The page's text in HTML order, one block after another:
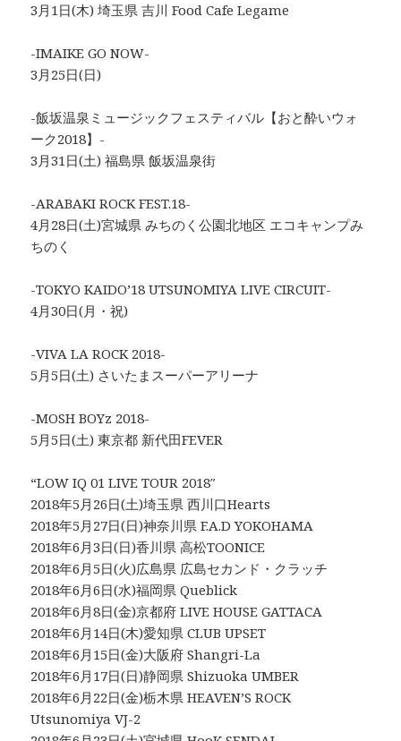
3月1日(木) 埼玉県 吉川 Food Cafe Legame
-IMAIKE GO NOW-
3月25日(日)
-飯坂温泉ミュージックフェスティバル【おと酔いウォ
ーク2018】-
3月31日(土) 福島県 飯坂温泉街
-ARABAKI ROCK FEST.18-
4月28日(土)宮城県 みちのく公園北地区 エコキャンプみ
ちのく
-TOKYO KAIDO’18 UTSUNOMIYA LIVE CIRCUIT-
4月30日(月・祝)
-VIVA LA ROCK 2018-
5月5日(土) さいたまスーパーアリーナ
-MOSH BOYz 2018-
5月5日(土) 東京都 新代田FEVER
“LOW IQ 01 LIVE TOUR 2018″
2018年5月26日(土)埼玉県 西川口Hearts
2018年5月27日(日)神奈川県 F.A.D YOKOHAMA
2018年6月3日(日)香川県 高松TOONICE
2018年6月5日(火)広島県 広島セカンド・クラッチ
2018年6月6日(水)福岡県 Queblick
2018年6月8日(金)京都府 LIVE HOUSE GATTACA
2018年6月14日(木)愛知県 CLUB UPSET
2018年6月15日(金)大阪府 Shangri-La
2018年6月17日(日)静岡県 Shizuoka UMBER
2018年6月22日(金)栃木県 HEAVEN’S ROCK
Utsunomiya VJ-2